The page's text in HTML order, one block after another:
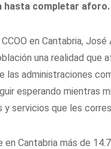
hasta completar aforo.
en Cantabria, José
una realidad que
administraciones
esperando mientras
servicios que les
Cantabria más de